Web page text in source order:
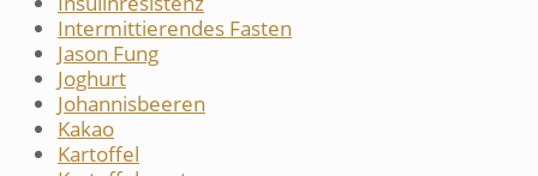
Intermittierendes Fasten
Jason Fung
Joghurt
Johannisbeeren
Kakao
Kartoffel